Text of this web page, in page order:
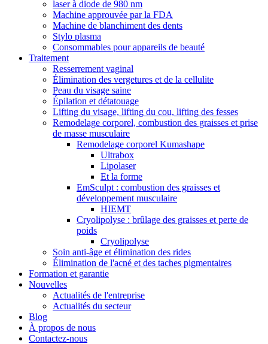
laser à diode de 980 nm
Machine approuvée par la FDA
Machine de blanchiment des dents
Stylo plasma
Consommables pour appareils de beauté
Traitement
Resserrement vaginal
Élimination des vergetures et de la cellulite
Peau du visage saine
Épilation et détatouage
Lifting du visage, lifting du cou, lifting des fesses
Remodelage corporel, combustion des graisses et prise
de masse musculaire
Remodelage corporel Kumashape
Ultrabox
Lipolaser
Et la forme
EmSculpt : combustion des graisses et
développement musculaire
HIEMT
Cryolipolyse : brûlage des graisses et perte de
poids
Cryolipolyse
Soin anti-âge et élimination des rides
Élimination de l'acné et des taches pigmentaires
Formation et garantie
Nouvelles
Actualités de l'entreprise
Actualités du secteur
Blog
À propos de nous
Contactez-nous